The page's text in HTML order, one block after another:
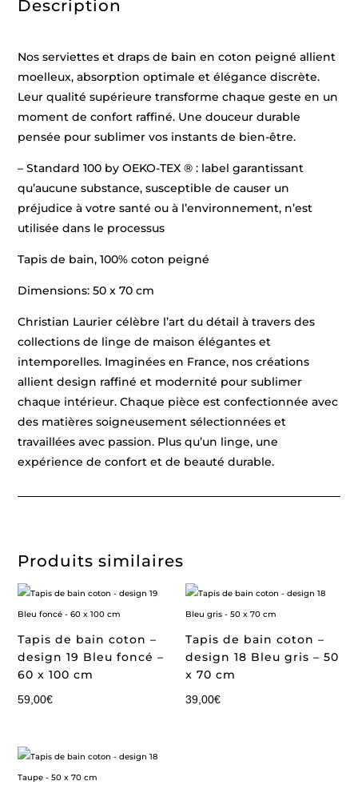
Description
Nos serviettes et draps de bain en coton peigné allient
moelleux, absorption optimale et élégance discrète.
Leur qualité supérieure transforme chaque geste en un
moment de confort raffiné. Une douceur durable
pensée pour sublimer vos instants de bien-être.
– Standard 100 by OEKO-TEX ® : label garantissant
qu’aucune substance, susceptible de causer un
préjudice à votre santé ou à l’environnement, n’est
utilisée dans le processus
Tapis de bain, 100% coton peigné
Dimensions: 50 x 70 cm
Christian Laurier célèbre l’art du détail à travers des
collections de linge de maison élégantes et
intemporelles. Imaginées en France, nos créations
allient design raffiné et modernité pour sublimer
chaque intérieur. Chaque pièce est confectionnée avec
des matières soigneusement sélectionnées et
travaillées avec passion. Plus qu’un linge, une
expérience de confort et de beauté durable.
Produits similaires
Tapis de bain coton –
design 19 Bleu foncé –
60 x 100 cm
59,00€
Tapis de bain coton –
design 18 Bleu gris – 50
x 70 cm
39,00€